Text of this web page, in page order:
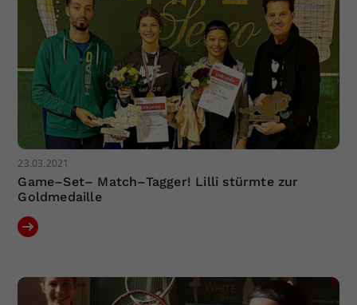
23.03.2021
Game–Set– Match–Tagger! Lilli stürmte zur
Goldmedaille